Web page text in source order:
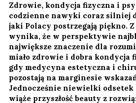
Zdrowie, kondycja fizyczna i
codzienne nawyki coraz silniej
jaki Polacy postrzegają piękno.
wynika, że w perspektywie
największe znaczenie dla
miało zdrowie i dobra kondycja
gdy medycyna estetyczna i
pozostają na marginesie
Jednocześnie niewielki
wiąże przyszłość beauty z